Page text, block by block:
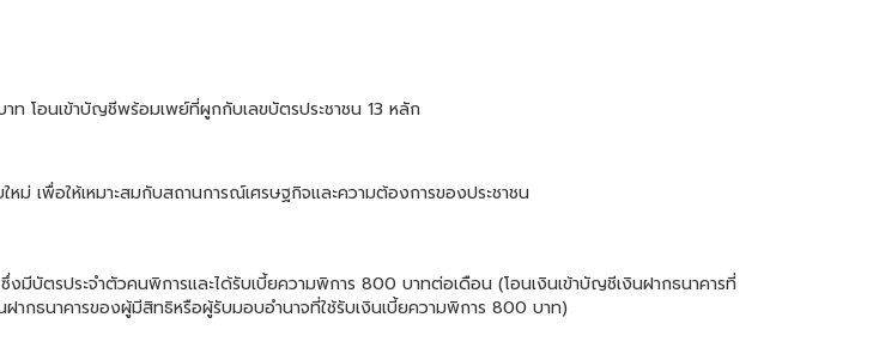
โอนเข้าบัญชีพร้อมเพย์ที่ผูกกับเลขบัตรประชาชน 13 หลัก
เพื่อให้เหมาะสมกับสถานการณ์เศรษฐกิจและความต้องการของประชาชน
บัตรประจำตัวคนพิการและได้รับเบี้ยความพิการ 800 บาทต่อเดือน (โอนเงินเข้าบัญชีเงินฝากธนาคารที่
กธนาคารของผู้มีสิทธิหรือผู้รับมอบอำนาจที่ใช้รับเงินเบี้ยความพิการ 800 บาท)